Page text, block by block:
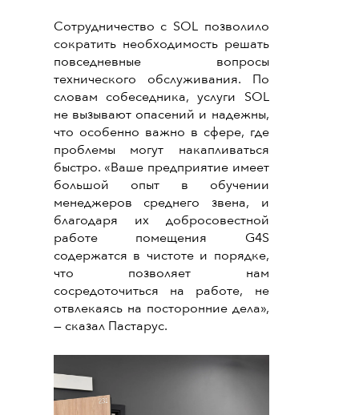
Сотрудничество с SOL позволило
сократить необходимость решать
повседневные вопросы
технического обслуживания. По
словам собеседника, услуги SOL
не вызывают опасений и надежны,
что особенно важно в сфере, где
проблемы могут накапливаться
быстро. «Ваше предприятие имеет
большой опыт в обучении
менеджеров среднего звена, и
благодаря их добросовестной
работе помещения G4S
содержатся в чистоте и порядке,
что позволяет нам
сосредоточиться на работе, не
отвлекаясь на посторонние дела»,
— сказал Пастарус.